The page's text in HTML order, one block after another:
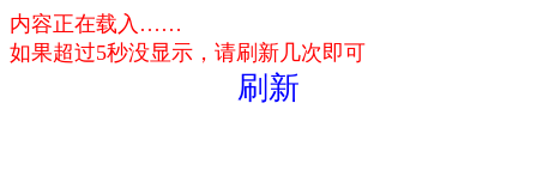
内容正在载入……
如果超过5秒没显示，请刷新几次即可
刷新